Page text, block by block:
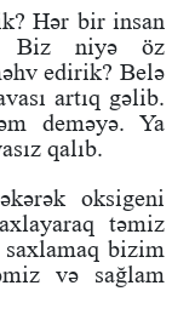
Hər bir insan
Biz niyə öz
edirik? Belə
artıq gəlib.
deməyə. Ya
qalıb.
oksigeni
təmiz
bizim
və sağlam